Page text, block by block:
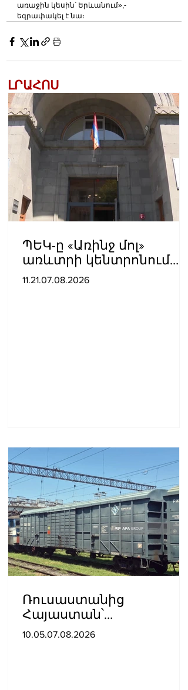
առաջին կեսին՝ Երևանում»,-
եզրափակել է նա։
ԼՐԱՀՈՍ
ՊԵԿ-ը «Առինջ մոլ»
առևտրի կենտրոնում
բացահայտել է 1,3 մլրդ
11.21.07.08.2026
Ռուսաստանից
Հայաստան՝
Ադրբեջանով
10.05.07.08.2026